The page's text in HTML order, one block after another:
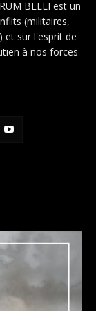
BELLI est un
(militaires,
et sur l'esprit de
à nos forces